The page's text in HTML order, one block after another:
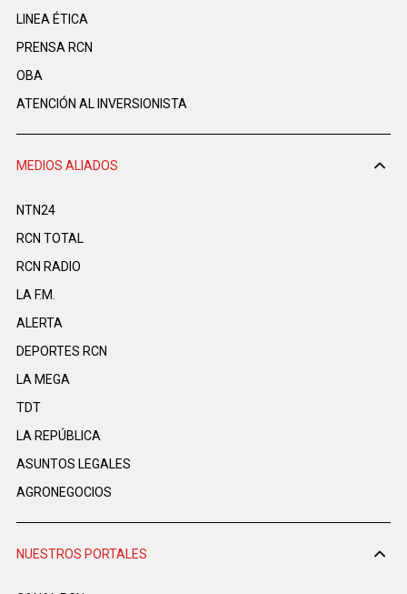
LINEA ÉTICA
PRENSA RCN
OBA
ATENCIÓN AL INVERSIONISTA
MEDIOS ALIADOS
NTN24
RCN TOTAL
RCN RADIO
LA F.M.
ALERTA
DEPORTES RCN
LA MEGA
TDT
LA REPÚBLICA
ASUNTOS LEGALES
AGRONEGOCIOS
NUESTROS PORTALES